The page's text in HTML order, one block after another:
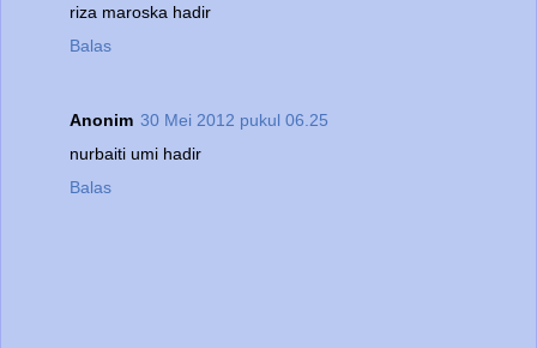
riza maroska hadir
Balas
Anonim 30 Mei 2012 pukul 06.25
nurbaiti umi hadir
Balas